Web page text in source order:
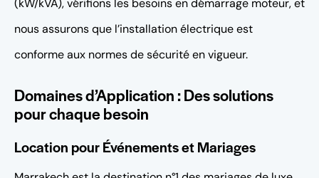
(kW/kVA), vérifions les besoins en démarrage moteur, et
nous assurons que l’installation électrique est
conforme aux normes de sécurité en vigueur.
Domaines d’Application : Des solutions
pour chaque besoin
Location pour Événements et Mariages